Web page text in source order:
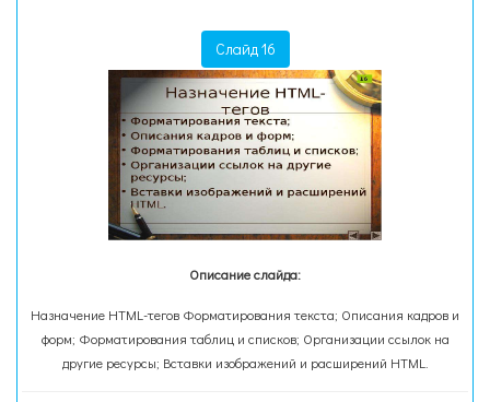
Слайд 16
Описание слайда:
Назначение HTML-тегов Форматирования текста; Описания кадров и
форм; Форматирования таблиц и списков; Организации ссылок на
другие ресурсы; Вставки изображений и расширений HTML.